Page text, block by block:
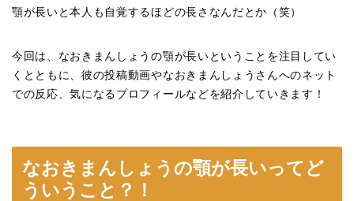
顎が長いと本人も自覚するほどの長さなんだとか（笑）
今回は、なおきまんしょうの顎が長いということを注目してい
くとともに、彼の投稿動画やなおきまんしょうさんへのネット
での反応、気になるプロフィールなどを紹介していきます！
なおきまんしょうの顎が長いってど
ういうこと？！